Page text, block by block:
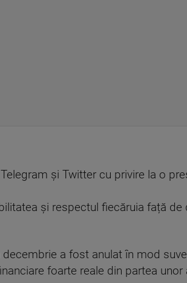
și Twitter cu privire la o
și respectul fiecăruia față de
a fost anulat în mod
foarte reale din partea unor